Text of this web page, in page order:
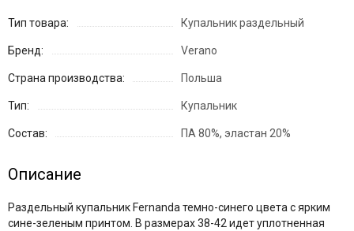
Тип товара: Купальник раздельный
Бренд: Verano
Страна производства: Польша
Тип: Купальник
Состав: ПА 80%, эластан 20%
Описание
Раздельный купальник Fernanda темно-синего цвета с ярким
сине-зеленым принтом. В размерах 38-42 идет уплотненная